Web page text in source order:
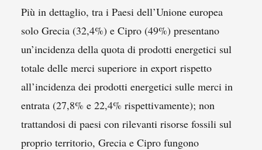
Più in dettaglio, tra i Paesi dell’Unione europea
solo Grecia (32,4%) e Cipro (49%) presentano
un’incidenza della quota di prodotti energetici sul
totale delle merci superiore in export rispetto
all’incidenza dei prodotti energetici sulle merci in
entrata (27,8% e 22,4% rispettivamente); non
trattandosi di paesi con rilevanti risorse fossili sul
proprio territorio, Grecia e Cipro fungono